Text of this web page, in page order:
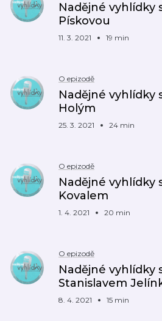
Nadějné vyhlídky
Pískovou
11. 3. 2021 19 min
O epizodě
Nadějné vyhlídky
Holým
25. 3. 2021 24 min
O epizodě
Nadějné vyhlídky
Kovalem
1. 4. 2021 20 min
O epizodě
Nadějné vyhlídky
Stanislavem
8. 4. 2021 15 min